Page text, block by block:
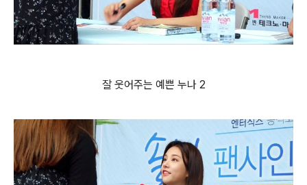
잘 웃어주는 예쁜 누나 2